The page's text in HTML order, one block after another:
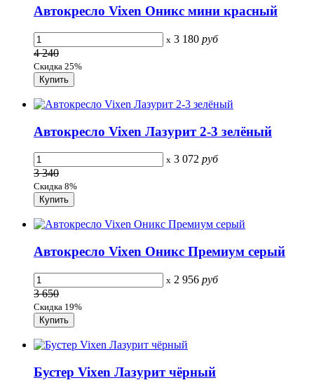
Автокресло Vixen Оникс мини красный
x 3 180 руб
4 240
Скидка 25%
Автокресло Vixen Лазурит 2-3 зелёный
x 3 072 руб
3 340
Скидка 8%
Автокресло Vixen Оникс Премиум серый
x 2 956 руб
3 650
Скидка 19%
Бустер Vixen Лазурит чёрный